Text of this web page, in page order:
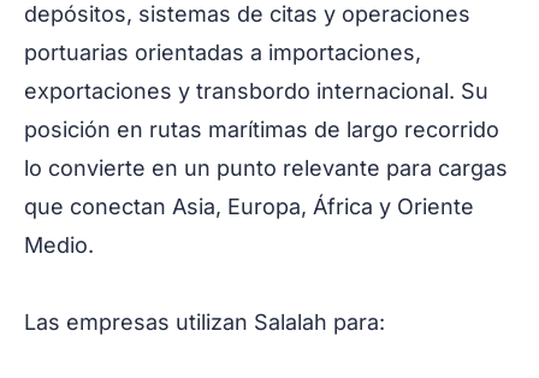
depósitos, sistemas de citas y operaciones
portuarias orientadas a importaciones,
exportaciones y transbordo internacional. Su
posición en rutas marítimas de largo recorrido
lo convierte en un punto relevante para cargas
que conectan Asia, Europa, África y Oriente
Medio.
Las empresas utilizan Salalah para: